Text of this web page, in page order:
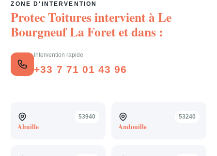
ZONE D'INTERVENTION
Protec Toitures intervient àLe
Bourgneuf La Foretet dans :
Intervention rapide
+33 7 71 01 43 96
53940
Ahuille
53240
Andouille